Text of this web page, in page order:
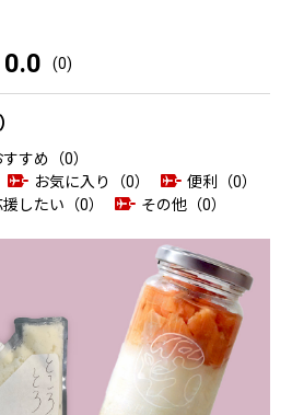
0.0 (0)
すすめ（0）
お気に入り（0）
便利（0）
援したい（0） その他（0）